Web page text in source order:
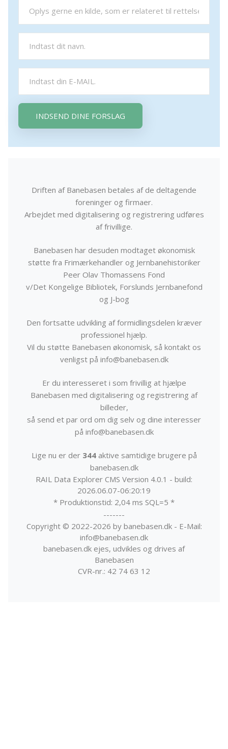
INDSEND DINE FORSLAG
Driften af Banebasen betales af de deltagende
foreninger og firmaer.
Arbejdet med digitalisering og registrering udføres
af frivillige.
Banebasen har desuden modtaget økonomisk
støtte fra Frimærkehandler og Jernbanehistoriker
Peer Olav Thomassens Fond
v/Det Kongelige Bibliotek, Forslunds Jernbanefond
og J-bog
Den fortsatte udvikling af formidlingsdelen kræver
professionel hjælp.
Vil du støtte Banebasen økonomisk, så kontakt os
venligst på info@banebasen.dk
Er du interesseret i som frivillig at hjælpe
Banebasen med digitalisering og registrering af
billeder,
så send et par ord om dig selv og dine interesser
på info@banebasen.dk
Lige nu er der 344aktive samtidige brugere på
banebasen.dk
RAIL Data Explorer CMS Version 4.0.1 - build:
2026.06.07-06:20:19
* Produktionstid: 2,04 ms SQL=5 *
-------
Copyright © 2022-2026 by banebasen.dk - E-Mail:
info@banebasen.dk
banebasen.dk ejes, udvikles og drives af
Banebasen
CVR-nr.: 42 74 63 12